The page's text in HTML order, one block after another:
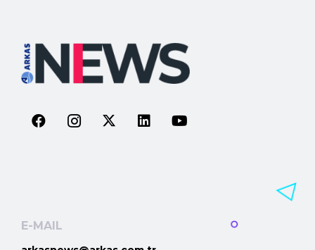
E-MAIL